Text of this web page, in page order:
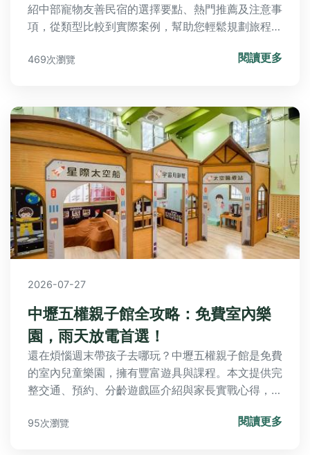
紹中部寵物友善民宿的選擇要點、熱門推薦及注意事
項，從類型比較到實際案例，幫助您輕鬆規劃旅程，
469次瀏覽 閱讀更多
2026-07-27
中壢五權親子館全攻略：免費室內樂
園，雨天放電首選！
還在煩惱週末帶孩子去哪玩？中壢五權親子館是免費
的室內兒童樂園，擁有豐富遊具與課程。本文提供完
整交通、預約、分齡遊戲區介紹與家長實戰心得，讓
95次瀏覽 閱讀更多